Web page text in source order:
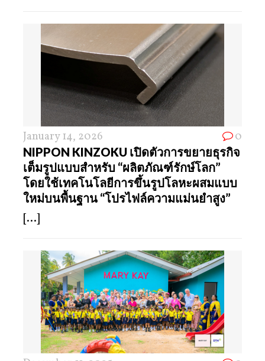
January 14, 2026 0
NIPPON KINZOKU เปิดตัวการขยายธุรกิจ
เต็มรูปแบบสำหรับ “ผลิตภัณฑ์รักษ์โลก”
โดยใช้เทคโนโลยีการขึ้นรูปโลหะผสมแบบ
ใหม่บนพื้นฐาน “โปรไฟล์ความแม่นยำสูง”
[...]